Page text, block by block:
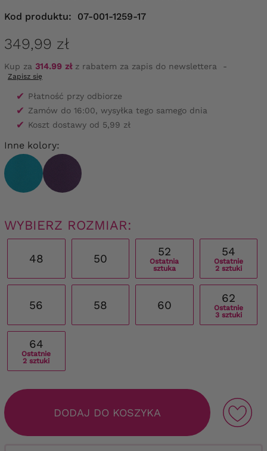
Kod produktu: 07-001-1259-17
349,99 zł
Kup za 314.99 złz rabatem za zapis do newslettera -
Zapisz się
✔ Płatność przy odbiorze
✔ Zamów do 16:00, wysyłka tego samego dnia
✔ Koszt dostawy od 5,99 zł
Inne kolory:
WYBIERZ ROZMIAR:
48 50
52
Ostatnia
sztuka
54
Ostatnie
2 sztuki
56 58 60
62
Ostatnie
3 sztuki
64
Ostatnie
2 sztuki
DODAJ DO KOSZYKA